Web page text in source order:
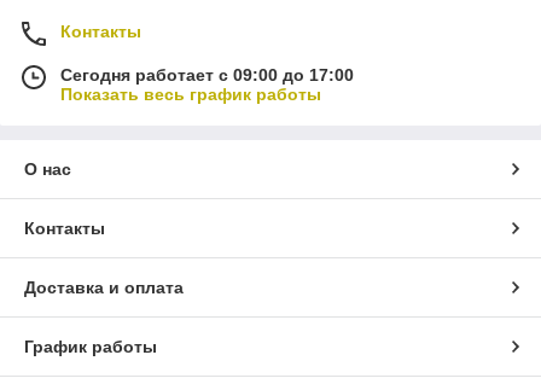
Контакты
Сегодня работает с 09:00 до 17:00
Показать весь график работы
О нас
Контакты
Доставка и оплата
График работы